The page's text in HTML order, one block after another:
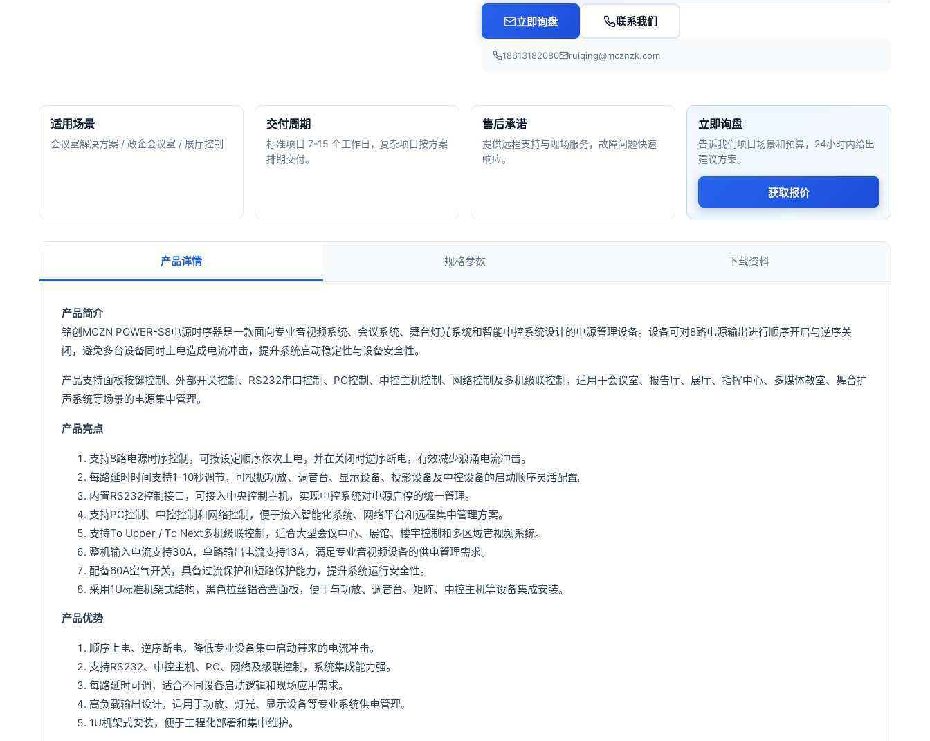
立即询盘 联系我们
18613182080 ruiqing@mcznzk.com
适用场景
会议室解决方案 / 政企会议室 / 展厅控制
交付周期
标准项目 7-15 个工作日，复杂项目按方案
排期交付。
售后承诺
提供远程支持与现场服务，故障问题快速
响应。
立即询盘
告诉我们项目场景和预算，24小时内给出
建议方案。
获取报价
产品详情 规格参数 下载资料
产品简介
铭创MCZN POWER-S8电源时序器是一款面向专业音视频系统、会议系统、舞台灯光系统和智能中控系统设计的电源管理设备。设备可对8路电源输出进行顺序开启与逆序关
闭，避免多台设备同时上电造成电流冲击，提升系统启动稳定性与设备安全性。
产品支持面板按键控制、外部开关控制、RS232串口控制、PC控制、中控主机控制、网络控制及多机级联控制，适用于会议室、报告厅、展厅、指挥中心、多媒体教室、舞台扩
声系统等场景的电源集中管理。
产品亮点
支持8路电源时序控制，可按设定顺序依次上电，并在关闭时逆序断电，有效减少浪涌电流冲击。
每路延时时间支持1–10秒调节，可根据功放、调音台、显示设备、投影设备及中控设备的启动顺序灵活配置。
内置RS232控制接口，可接入中央控制主机，实现中控系统对电源启停的统一管理。
支持PC控制、中控控制和网络控制，便于接入智能化系统、网络平台和远程集中管理方案。
支持To Upper / To Next多机级联控制，适合大型会议中心、展馆、楼宇控制和多区域音视频系统。
整机输入电流支持30A，单路输出电流支持13A，满足专业音视频设备的供电管理需求。
配备60A空气开关，具备过流保护和短路保护能力，提升系统运行安全性。
采用1U标准机架式结构，黑色拉丝铝合金面板，便于与功放、调音台、矩阵、中控主机等设备集成安装。
产品优势
顺序上电、逆序断电，降低专业设备集中启动带来的电流冲击。
支持RS232、中控主机、PC、网络及级联控制，系统集成能力强。
每路延时可调，适合不同设备启动逻辑和现场应用需求。
高负载输出设计，适用于功放、灯光、显示设备等专业系统供电管理。
1U机架式安装，便于工程化部署和集中维护。